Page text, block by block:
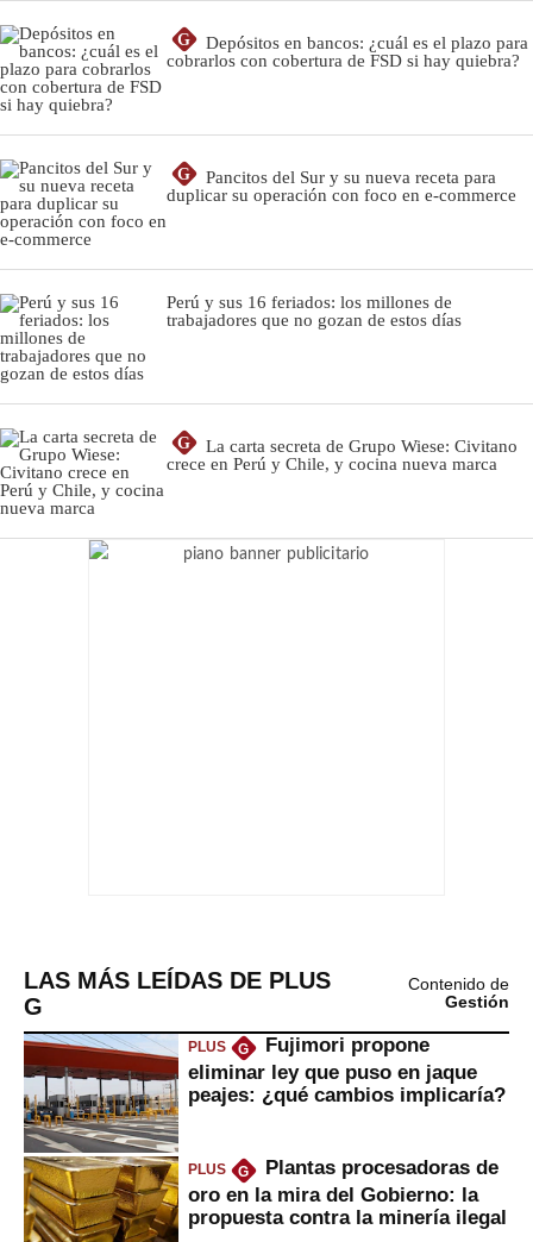
G
Depósitos en bancos: ¿cuál es el plazo para
cobrarlos con cobertura de FSD si hay quiebra?
G
Pancitos del Sur y su nueva receta para
duplicar su operación con foco en e-commerce
Perú y sus 16 feriados: los millones de
trabajadores que no gozan de estos días
G
La carta secreta de Grupo Wiese: Civitano
crece en Perú y Chile, y cocina nueva marca
LAS MÁS LEÍDAS DE PLUS
G
Contenido de
Gestión
PLUS G
Fujimori propone
eliminar ley que puso en jaque
peajes: ¿qué cambios implicaría?
PLUS G
Plantas procesadoras de
oro en la mira del Gobierno: la
propuesta contra la minería ilegal